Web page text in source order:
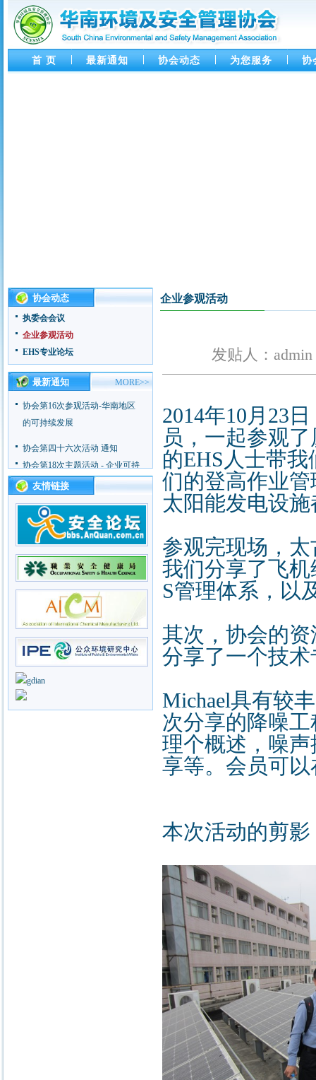
首 页 最新通知 协会动态 为您服务 协
协会动态
执委会会议
企业参观活动
EHS专业论坛
最新通知 MORE>>
协会第四十六次活动 通知
能力建设
的可持续发展
协会第18次主题活动 - 企业可持
续发展
协会第17次主题活动 - 企业应急
能力建设
协会第16次参观活动-华南地区
的可持续发展
友情链接
企业参观活动
发贴人：admin
2014年10月23
员，一起参观
的EHS人士带
们的登高作业
太阳能发电设
参观完现场，
我们分享了飞
S管理体系，以
其次，协会的资
分享了一个技
Michael具有较
次分享的降噪
理个概述，噪
享等。会员可
本次活动的剪影